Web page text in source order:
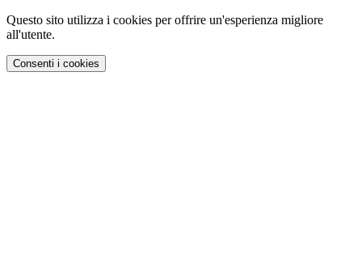
Questo sito utilizza i cookies per offrire un'esperienza migliore
all'utente.
Consenti i cookies